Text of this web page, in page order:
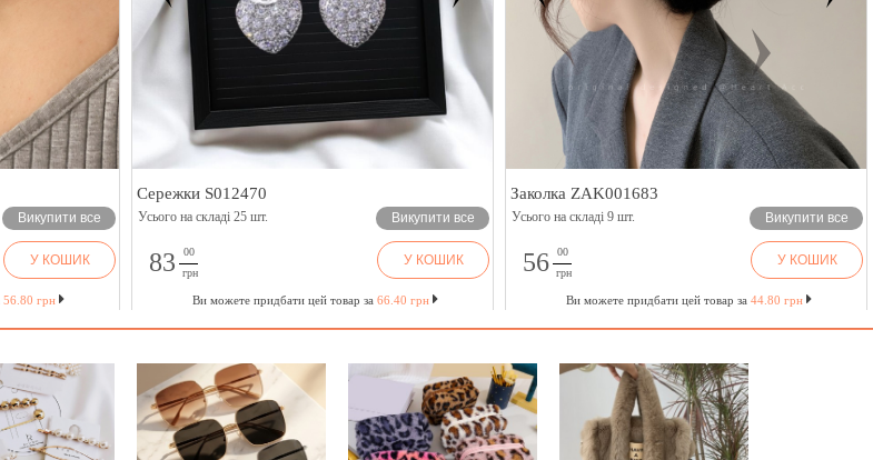
Викупити все
У КОШИК
56.80 грн
Сережки S012470
Усього на складі 25 шт. Викупити все
83
00
грн
У КОШИК
Ви можете придбати цей товар за 66.40 грн
Заколка ZAK001683
Усього на складі 9 шт. Викупити все
56
00
грн
У КОШИК
Ви можете придбати цей товар за 44.80 грн